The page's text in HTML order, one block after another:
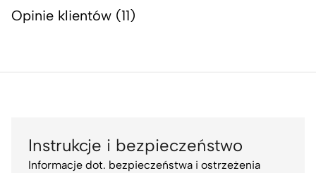
Opinie klientów (11)
Instrukcje i bezpieczeństwo
Informacje dot. bezpieczeństwa i ostrzeżenia